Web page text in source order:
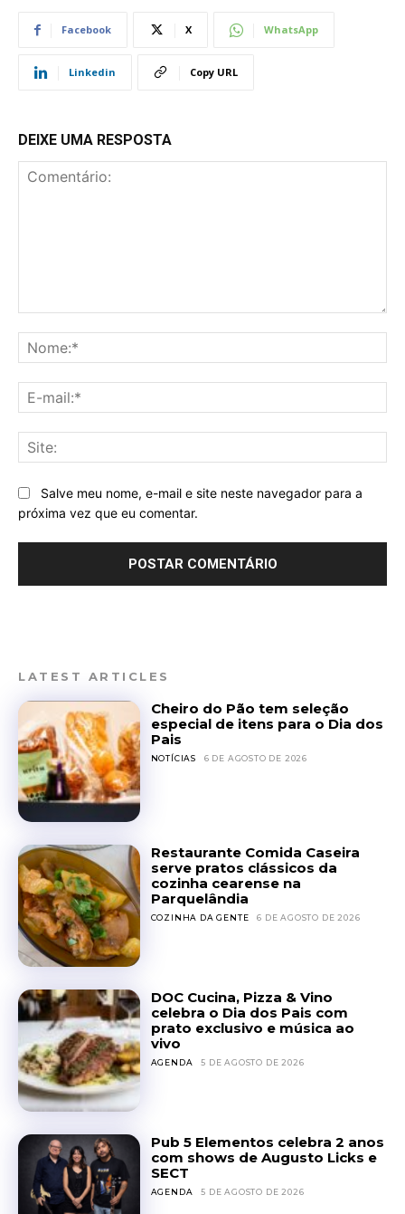
Facebook X WhatsApp
Linkedin Copy URL
DEIXE UMA RESPOSTA
Salve meu nome, e-mail e site neste navegador para a
próxima vez que eu comentar.
LATEST ARTICLES
Cheiro do Pão tem seleção
especial de itens para o Dia dos
Pais
NOTÍCIAS 6 DE AGOSTO DE 2026
Restaurante Comida Caseira
serve pratos clássicos da
cozinha cearense na
Parquelândia
COZINHA DA GENTE 6 DE AGOSTO DE 2026
DOC Cucina, Pizza & Vino
celebra o Dia dos Pais com
prato exclusivo e música ao
vivo
AGENDA 5 DE AGOSTO DE 2026
Pub 5 Elementos celebra 2 anos
com shows de Augusto Licks e
SECT
AGENDA 5 DE AGOSTO DE 2026